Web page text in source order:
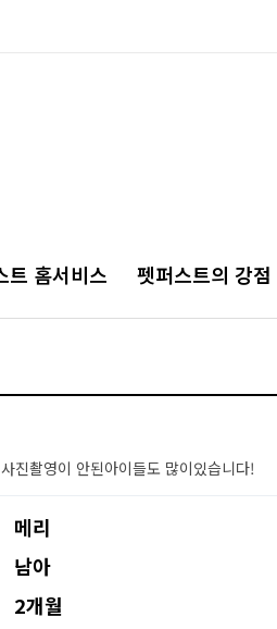
트 홈서비스 펫퍼스트의 강점
진촬영이 안된아이들도 많이있습니다!
메리
남아
2개월